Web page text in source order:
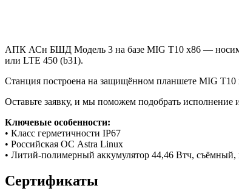
АПК АСн БШД Модель 3 на базе MIG T10 x86 — носимая
или LTE 450 (b31).
Станция построена на защищённом планшете MIG T10
Оставьте заявку, и мы поможем подобрать исполнение
Ключевые особенности:
• Класс герметичности IP67
• Российская ОС Astra Linux
• Литий-полимерный аккумулятор 44,46 Втч, съёмный,
Сертификаты